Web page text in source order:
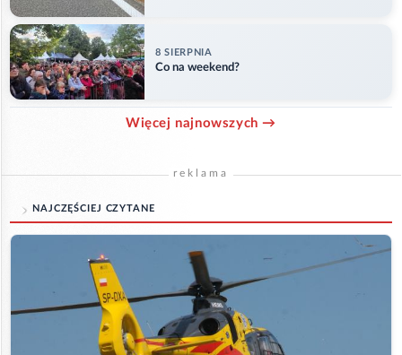
8 SIERPNIA
Co na weekend?
Więcej najnowszych →
reklama
NAJCZĘŚCIEJ CZYTANE